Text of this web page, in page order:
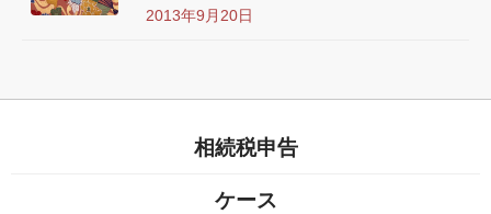
2013年9月20日
相続税申告
ケース